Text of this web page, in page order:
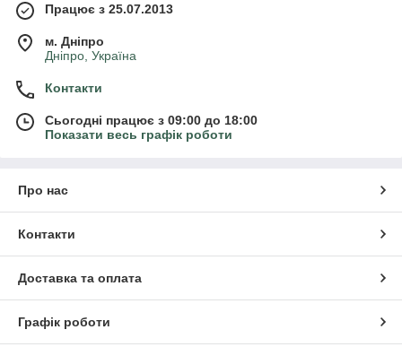
Працює з 25.07.2013
м. Дніпро
Дніпро, Україна
Контакти
Сьогодні працює з 09:00 до 18:00
Показати весь графік роботи
Про нас
Контакти
Доставка та оплата
Графік роботи